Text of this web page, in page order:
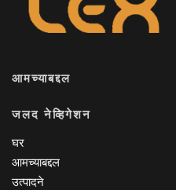
आमच्याबद्दल
जलद नेव्हिगेशन
घर
आमच्याबद्दल
उत्पादने